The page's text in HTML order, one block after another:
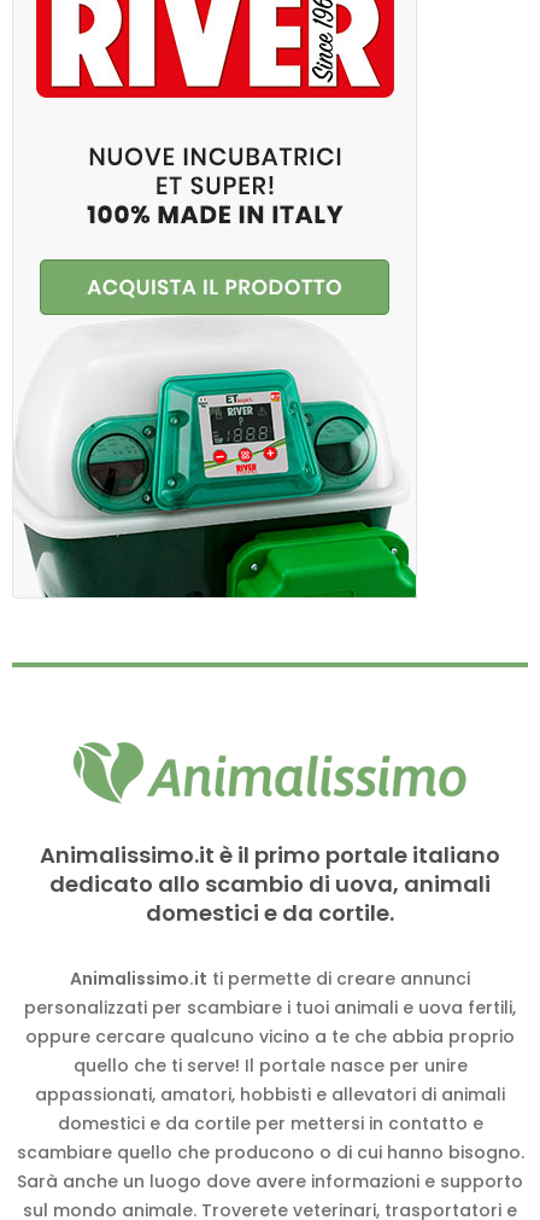
Animalissimo.it è il primo portale italiano
dedicato allo scambio di uova, animali
domestici e da cortile.
Animalissimo.it ti permette di creare annunci
personalizzati per scambiare i tuoi animali e uova fertili,
oppure cercare qualcuno vicino a te che abbia proprio
quello che ti serve! Il portale nasce per unire
appassionati, amatori, hobbisti e allevatori di animali
domestici e da cortile per mettersi in contatto e
scambiare quello che producono o di cui hanno bisogno.
Sarà anche un luogo dove avere informazioni e supporto
sul mondo animale. Troverete veterinari, trasportatori e